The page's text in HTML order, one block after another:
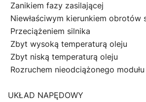
Zanikiem fazy zasilającej
Niewłaściwym kierunkiem obrotów
Przeciążeniem silnika
Zbyt wysoką temperaturą oleju
Zbyt niską temperaturą oleju
Rozruchem nieodciążonego
UKŁAD NAPĘDOWY